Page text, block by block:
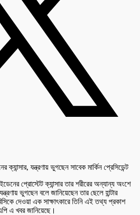
প্রোস্টেট ক্যান্সার তার শরীরের অন্যান্য অংশে
ভুগছেন বলে জানিয়েছেন তার ছেলে হান্টার
দেওয়া এক সাক্ষাৎকারে তিনি এই তথ্য প্রকাশ
এ খবর জানিয়েছে।